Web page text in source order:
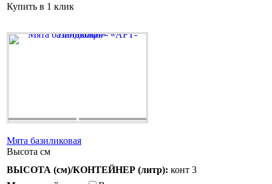
Купить в 1 клик
Мята базиликовая
Высота см
ВЫСОТА (см)/КОНТЕЙНЕР (литр): конт 3